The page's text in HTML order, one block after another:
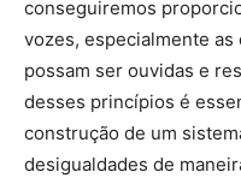
conseguiremos
vozes, especialmente
possam ser ouvidas e
desses princípios é
construção de um
desigualdades de